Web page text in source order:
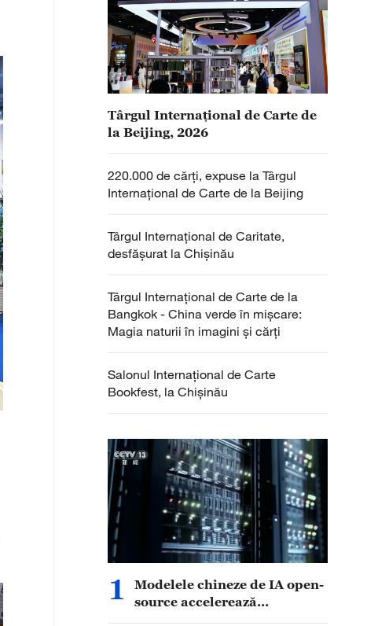
Târgul Internațional de Carte de
la Beijing, 2026
220.000 de cărți, expuse la Târgul
Internațional de Carte de la Beijing
Târgul Internațional de Caritate,
desfășurat la Chișinău
Târgul Internațional de Carte de la
Bangkok - China verde în mișcare:
Magia naturii în imagini și cărți
Salonul Internațional de Carte
Bookfest, la Chișinău
1
Modelele chineze de IA open-
source accelerează